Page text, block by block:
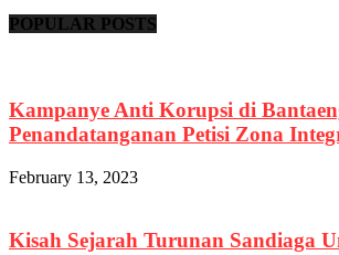
POPULAR POSTS
Kampanye Anti Korupsi di
Penandatanganan Petisi Zona
February 13, 2023
Kisah Sejarah Turunan Sandiaga